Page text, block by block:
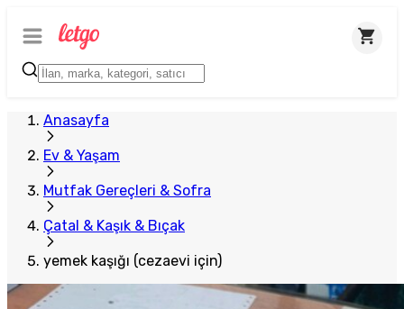
Anasayfa
Ev & Yaşam
Mutfak Gereçleri & Sofra
Çatal & Kaşık & Bıçak
yemek kaşığı (cezaevi için)
Plus Satıcı